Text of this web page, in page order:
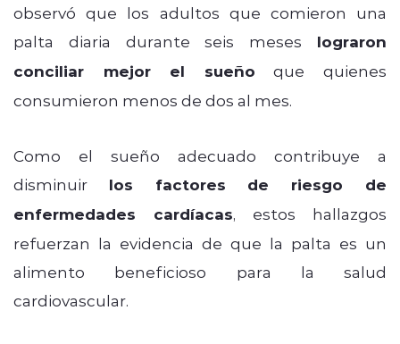
observó que los adultos que comieron una
palta diaria durante seis meses lograron
conciliar mejor el sueño que quienes
consumieron menos de dos al mes.
Como el sueño adecuado contribuye a
disminuir los factores de riesgo de
enfermedades cardíacas, estos hallazgos
refuerzan la evidencia de que la palta es un
alimento beneficioso para la salud
cardiovascular.